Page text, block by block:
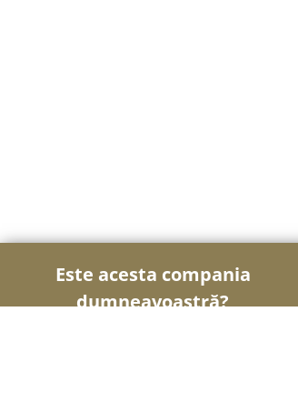
Este acesta compania
dumneavoastră?